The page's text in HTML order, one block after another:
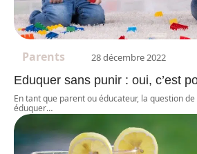
Parents 28 décembre 2022
Eduquer sans punir : oui, c’est
En tant que parent ou éducateur, la question
éduquer…